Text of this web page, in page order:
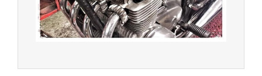
Achat de motos et scooters - Dépôt vente - Réparation
- Concessionnaire Voge - Concessionnaire
Multimarques
agence conseil en communication digitale